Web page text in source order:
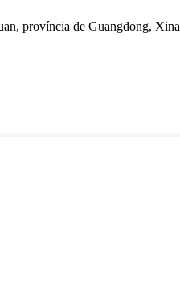
província de Guangdong, Xina